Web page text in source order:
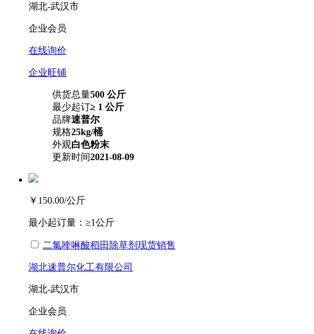
湖北-武汉市
企业会员
在线询价
企业旺铺
供货总量500 公斤
最少起订≥ 1 公斤
品牌速普尔
规格25kg/桶
外观白色粉末
更新时间2021-08-09
￥150.00/公斤
最小起订量： ≥1公斤
二氯喹啉酸稻田除草剂现货销售
湖北速普尔化工有限公司
湖北-武汉市
企业会员